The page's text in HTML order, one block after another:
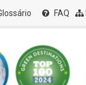
FAQ